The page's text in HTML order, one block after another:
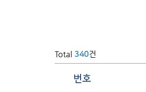
Total 340건
번호